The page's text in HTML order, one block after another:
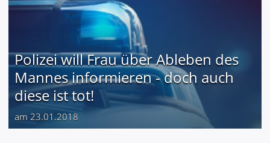
Polizei will Frau über Ableben des
Mannes informieren - doch auch
diese ist tot!
am 23.01.2018